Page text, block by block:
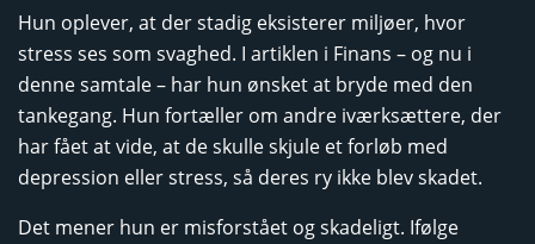
Hun oplever, at der stadig eksisterer miljøer, hvor
stress ses som svaghed. I artiklen i Finans – og nu i
denne samtale – har hun ønsket at bryde med den
tankegang. Hun fortæller om andre iværksættere, der
har fået at vide, at de skulle skjule et forløb med
depression eller stress, så deres ry ikke blev skadet.
Det mener hun er misforstået og skadeligt. Ifølge